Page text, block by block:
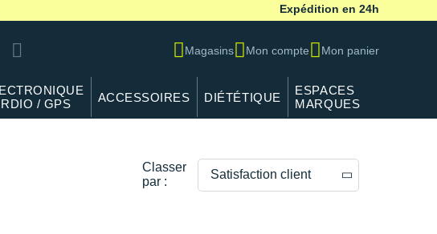
Expédition en 24h
Magasins Mon compte Mon panier
/ GPS
ACCESSOIRES DIÉTÉTIQUE
ESPACES
MARQUES
Classer
par :
Satisfaction client